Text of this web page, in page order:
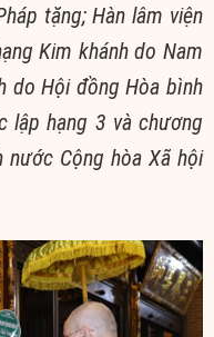
tặng; Hàn lâm viện
Kim khánh do Nam
do Hội đồng Hòa bình
lập hạng 3 và chương
nước Cộng hòa Xã hội